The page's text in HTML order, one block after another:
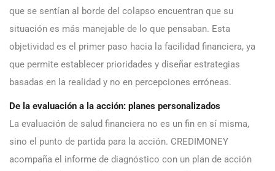
que se sentían al borde del colapso encuentran que su
situación es más manejable de lo que pensaban. Esta
objetividad es el primer paso hacia la facilidad financiera, ya
que permite establecer prioridades y diseñar estrategias
basadas en la realidad y no en percepciones erróneas.
De la evaluación a la acción: planes personalizados
La evaluación de salud financiera no es un fin en sí misma,
sino el punto de partida para la acción. CREDIMONEY
acompaña el informe de diagnóstico con un plan de acción